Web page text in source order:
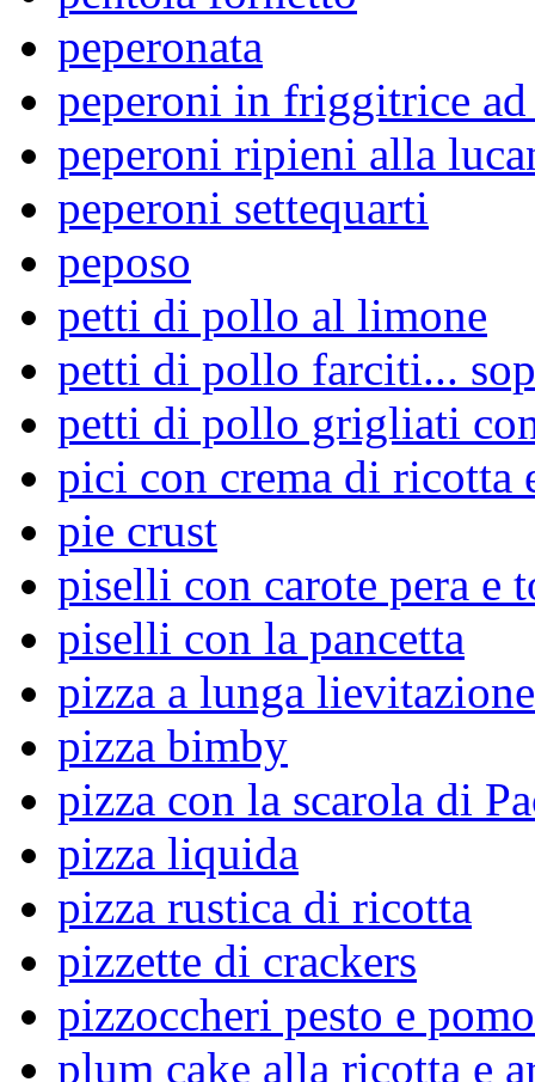
peperonata
peperoni in friggitrice ad
peperoni ripieni alla
peperoni settequarti
peposo
petti di pollo al limone
petti di pollo farciti...
petti di pollo grigliati
pici con crema di ricotta
pie crust
piselli con carote pera e
piselli con la pancetta
pizza a lunga lievitazione
pizza bimby
pizza con la scarola di
pizza liquida
pizza rustica di ricotta
pizzette di crackers
pizzoccheri pesto e
plum cake alla ricotta e